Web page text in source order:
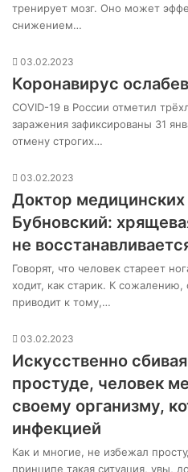
тренирует мозг. Оно может
снижением…
03.02.2023
Коронавирус
COVID-19 в России отметил
заражения зафиксированы 31
отмену строгих…
03.02.2023
Доктор медицинских
Бубновский:
не
Говорят, что человек стареет
ходит, как старик. К
приводит к тому,…
03.02.2023
Искусственно
простуде, человек
своему организму,
инфекцией
Как и многие, не избежал
принципе такая ситуация, увы,